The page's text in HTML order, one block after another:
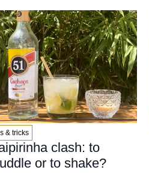
& tricks
clash: to
or to shake?